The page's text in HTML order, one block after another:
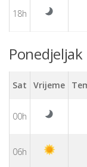
18h
Sat Vrijeme
00h
06h